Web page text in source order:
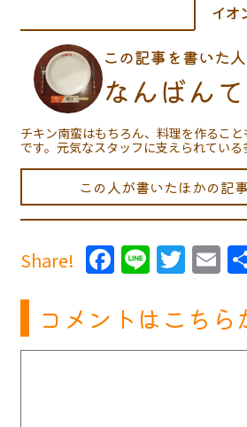
イオ
この記事を書いた人
なんばん
チキン南蛮はもちろん、料理を作るこ
です。元気なスタッフに支えられている
この人が書いたほかの記
Share! Facebook
Line
コメントはこちら